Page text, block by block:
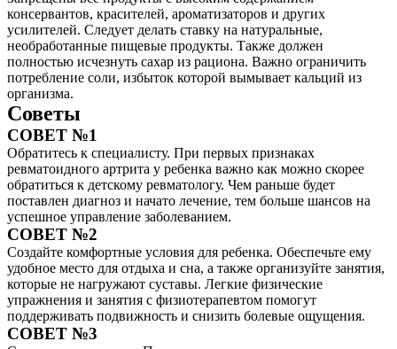
консервантов, красителей, ароматизаторов и других
усилителей. Следует делать ставку на натуральные,
необработанные пищевые продукты. Также должен
полностью исчезнуть сахар из рациона. Важно ограничить
потребление соли, избыток которой вымывает кальций из
организма.
Советы
СОВЕТ №1
Обратитесь к специалисту. При первых признаках
ревматоидного артрита у ребенка важно как можно скорее
обратиться к детскому ревматологу. Чем раньше будет
поставлен диагноз и начато лечение, тем больше шансов на
успешное управление заболеванием.
СОВЕТ №2
Создайте комфортные условия для ребенка. Обеспечьте ему
удобное место для отдыха и сна, а также организуйте занятия,
которые не нагружают суставы. Легкие физические
упражнения и занятия с физиотерапевтом помогут
поддерживать подвижность и снизить болевые ощущения.
СОВЕТ №3